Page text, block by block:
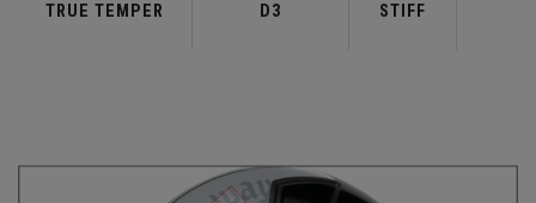
TRUE TEMPER D3 STIFF